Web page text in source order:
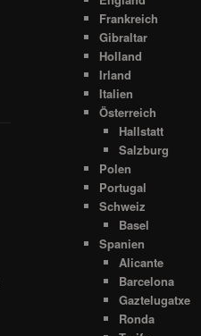
Frankreich
Gibraltar
Holland
Irland
Italien
Österreich
Hallstatt
Salzburg
Polen
Portugal
Schweiz
Basel
Spanien
Alicante
Barcelona
Gaztelugatxe
Ronda